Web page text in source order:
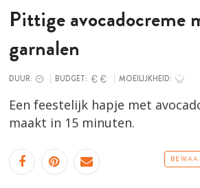
Pittige avocadocreme
garnalen
DUUR: BUDGET: MOEILIJKHEID:
Een feestelijk hapje met
maakt in 15 minuten.